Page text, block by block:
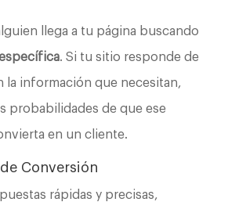
llega a tu página buscando
. Si tu sitio responde de
la información que necesitan,
probabilidades de que ese
en un cliente.
Conversión
rápidas y precisas,